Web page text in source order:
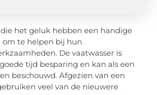
het geluk hebben een handige
te helpen bij hun
De vaatwasser is
tijd besparing en kan als een
beschouwd. Afgezien van een
veel van de nieuwere